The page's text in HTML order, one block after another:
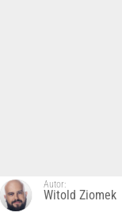
Autor:
Witold Ziomek